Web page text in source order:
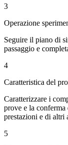
3
Operazione
Seguire il piano di
passaggio e
4
Caratteristica del
Caratterizzare i
prove e la
prestazioni e di altri
5